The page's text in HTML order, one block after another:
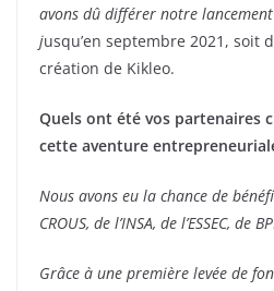
avons dû différer notre
jusqu’en septembre 2021, soit
création de Kikleo.
Quels ont été vos partenaires
cette aventure
Nous avons eu la chance de
CROUS, de l’INSA, de l’ESSEC, de
Grâce à une première levée de